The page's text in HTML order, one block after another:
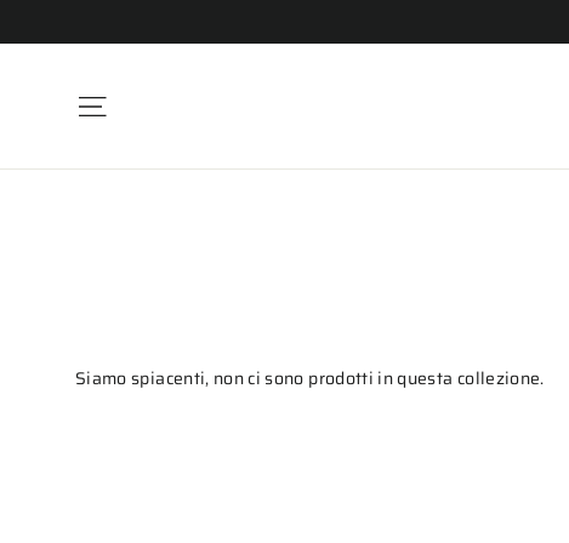
direttamente
Siamo spiacenti, non ci sono prodotti in questa collezione.